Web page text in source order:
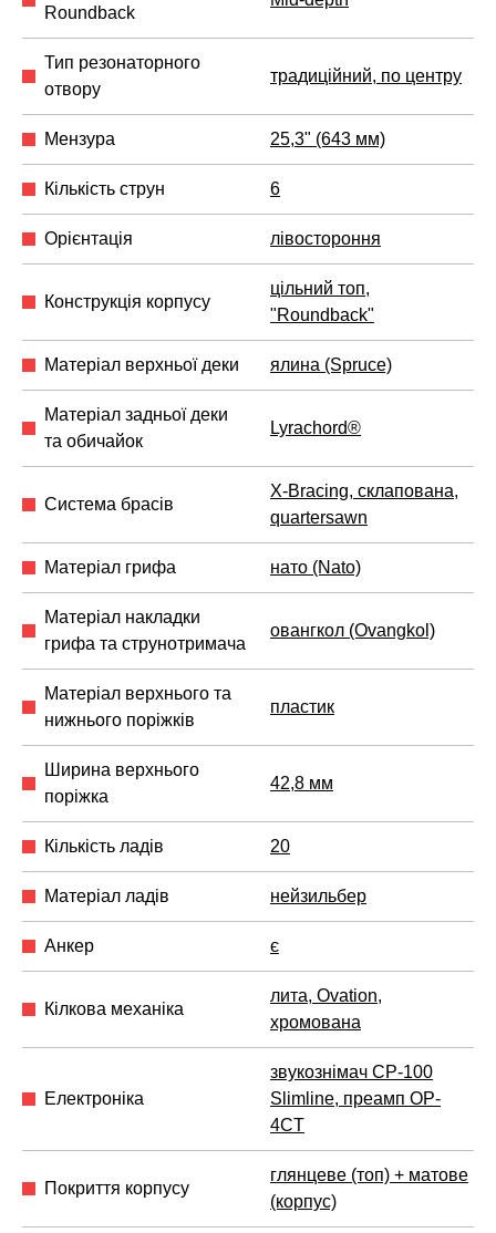
Roundback
Тип резонаторного
отвору
традиційний, по центру
Мензура 25,3" (643 мм)
Кількість струн 6
Орієнтація лівостороння
Конструкція корпусу
цільний топ,
"Roundback"
Матеріал верхньої деки ялина (Spruce)
Матеріал задньої деки
та обичайок
Lyrachord®
Система брасів
X-Bracing, склапована,
quartersawn
Матеріал грифа нато (Nato)
Матеріал накладки
грифа та струнотримача
овангкол (Ovangkol)
Матеріал верхнього та
нижнього поріжків
пластик
Ширина верхнього
поріжка
42,8 мм
Кількість ладів 20
Матеріал ладів нейзильбер
Анкер є
Кілкова механіка
лита, Ovation,
хромована
Електроніка
звукознімач CP-100
Slimline, преамп OP-
4CT
Покриття корпусу
глянцеве (топ) + матове
(корпус)